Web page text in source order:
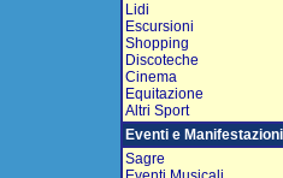
Lidi
Escursioni
Shopping
Discoteche
Cinema
Equitazione
Altri Sport
Eventi e Manifestazioni
Sagre